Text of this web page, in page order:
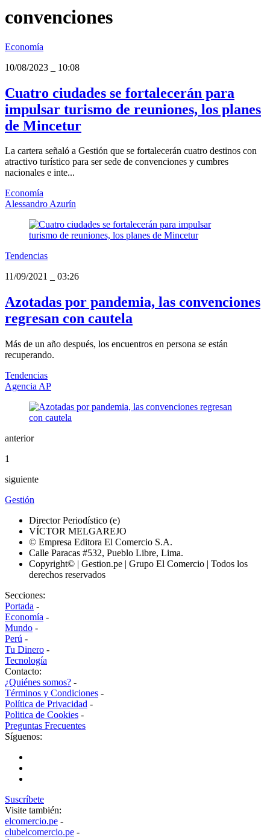
convenciones
Economía
10/08/2023
10:08
Cuatro ciudades se fortalecerán para
impulsar turismo de reuniones, los planes
de Mincetur
La cartera señaló a Gestión que se fortalecerán cuatro destinos con
atractivo turístico para ser sede de convenciones y cumbres
nacionales e inte...
Economía
Alessandro Azurín
Tendencias
11/09/2021
03:26
Azotadas por pandemia, las convenciones
regresan con cautela
Más de un año después, los encuentros en persona se están
recuperando.
Tendencias
Agencia AP
anterior
1
siguiente
Gestión
Director Periodístico (e)
VÍCTOR MELGAREJO
© Empresa Editora El Comercio S.A.
Calle Paracas #532, Pueblo Libre, Lima.
Copyright© | Gestion.pe | Grupo El Comercio | Todos los
derechos reservados
Secciones:
Portada -
Economía -
Mundo -
Perú -
Tu Dinero -
Tecnología
Contacto:
¿Quiénes somos? -
Términos y Condiciones -
Política de Privacidad -
Politica de Cookies -
Preguntas Frecuentes
Síguenos:
Suscríbete
Visite también:
elcomercio.pe -
clubelcomercio.pe -